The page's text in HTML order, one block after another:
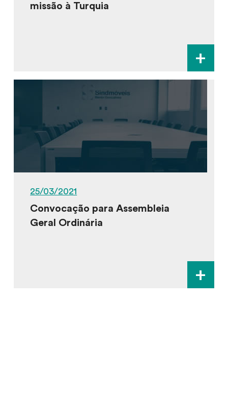
missão à Turquia
+
25/03/2021
Convocação para Assembleia
Geral Ordinária
+